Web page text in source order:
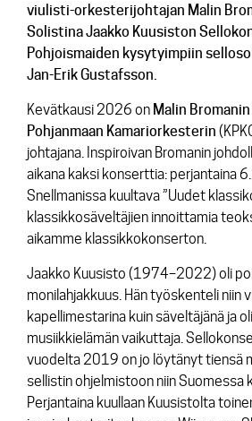
viulisti-orkesterijohtajan Malin
Solistina Jaakko Kuusiston
Pohjoismaiden kysytyimpiin
Jan-Erik Gustafsson.
Kevätkausi 2026 on Malin Bromanin
Pohjanmaan Kamariorkesterin
johtajana. Inspiroivan Bromanin
aikana kaksi konserttia: perjantaina
Snellmanissa kuultava ”Uudet
klassikkosäveltäjien innoittamia
aikamme klassikkokonserton.
Jaakko Kuusisto (1974–2022) oli
monilahjakkuus. Hän työskenteli niin
kapellimestarina kuin säveltäjänä ja
musiikkielämän vaikuttaja.
vuodelta 2019 on jo löytänyt tiensä
sellistin ohjelmistoon niin Suomessa
Perjantaina kuullaan Kuusistolta